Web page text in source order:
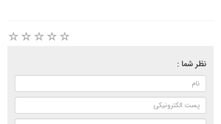
نظر شما :